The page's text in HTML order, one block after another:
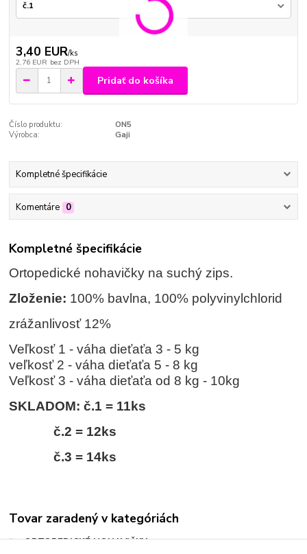
3,40 EUR/ks
2,76 EUR bez DPH
Pridať do košíka
Číslo produktu:
ON5
Výrobca:
Gaji
Kompletné špecifikácie
Komentáre 0
Kompletné špecifikácie
Ortopedické nohavičky na suchý zips.
Zloženie: 100% bavlna, 100% polyvinylchlorid
zrážanlivosť 12%
Veľkosť 1 - váha dieťaťa 3 - 5 kg
veľkosť 2 - váha dieťaťa 5 - 8 kg
Veľkosť 3 - váha dieťaťa od 8 kg - 10kg
SKLADOM: č.1 = 11ks
č.2 = 12ks
č.3 = 14ks
Tovar zaradený v kategóriách
ORTOPEDICKÉ NOHAVIČKY